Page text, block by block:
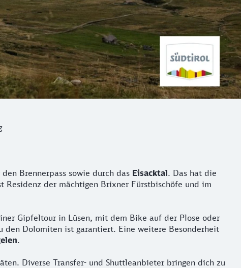
Brennerpass sowie durch das Eisacktal. Das hat die
der mächtigen Brixner Fürstbischöfe und im
Gipfeltour in Lüsen, mit dem Bike auf der Plose oder
den Dolomiten ist garantiert. Eine weitere Besonderheit
.
Diverse Transfer- und Shuttleanbieter bringen dich zu